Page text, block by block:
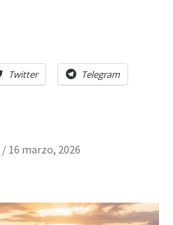
Twitter Telegram
/ 16 marzo, 2026